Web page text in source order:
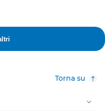
Torna su